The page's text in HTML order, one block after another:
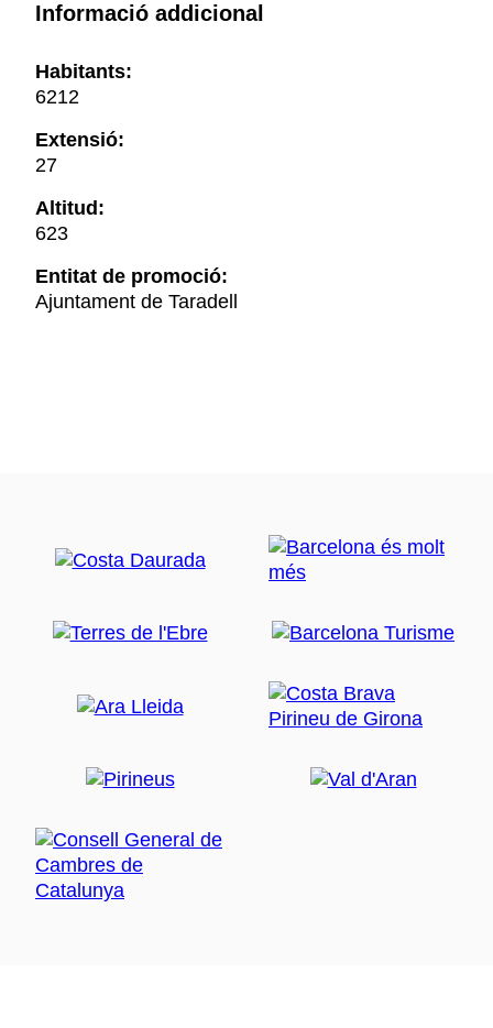
Informació addicional
Habitants:
6212
Extensió:
27
Altitud:
623
Entitat de promoció:
Ajuntament de Taradell